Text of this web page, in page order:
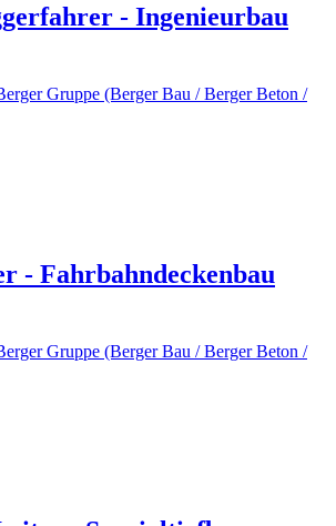
- Ingenieurbau
Gruppe (Berger Bau / Berger Beton /
- Fahrbahndeckenbau
Gruppe (Berger Bau / Berger Beton /